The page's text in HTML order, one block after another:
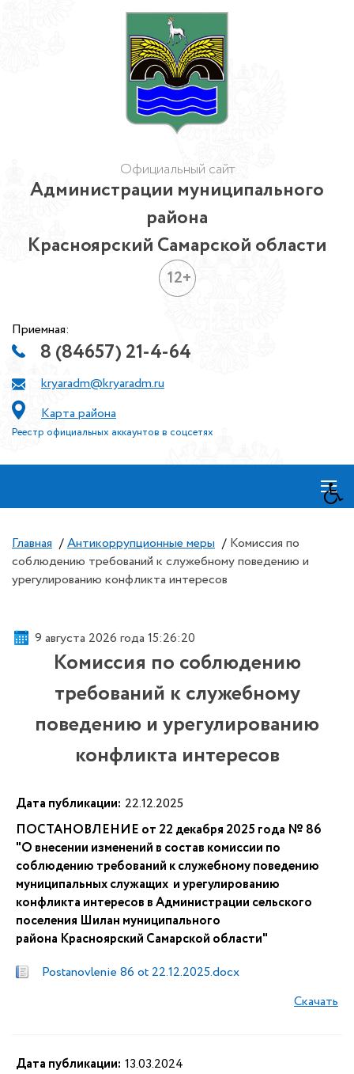
Официальный сайт
Администрации муниципального
района
Красноярский Самарской области
12+
Приемная:
8 (84657) 21-4-64
kryaradm@kryaradm.ru
Карта района
Реестр официальных аккаунтов в соцсетях
≡
Главная / Антикоррупционные меры / Комиссия по
соблюдению требований к служебному поведению и
урегулированию конфликта интересов
9 августа 2026 года 15:26:20
Комиссия по соблюдению
требований к служебному
поведению и урегулированию
конфликта интересов
Дата публикации: 22.12.2025
ПОСТАНОВЛЕНИЕ от 22 декабря 2025 года № 86
"О внесении изменений в состав комиссии по
соблюдению требований к служебному поведению
муниципальных служащих и урегулированию
конфликта интересов в Администрации сельского
поселения Шилан муниципального
района Красноярский Самарской области"
Postanovlenie 86 ot 22.12.2025.docx
Скачать
Дата публикации: 13.03.2024